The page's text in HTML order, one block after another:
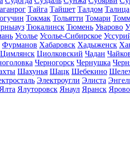
Тайга Тайшет Талдом Талица
Токмак Тольятти Томари
Тюкалинск Тюмень Уварово
Усолье Усолье-Сибирское
Фурманов Хабаровск Хадыженск
Цимлянск Циолковский Чадан
Черногорск Чернушка
Шахунья Шацк Шебекино
Электроугли Элиста
Ялта Ялуторовск Янаул Яранск